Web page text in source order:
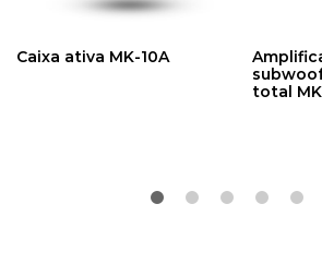
Caixa ativa MK-10A
total